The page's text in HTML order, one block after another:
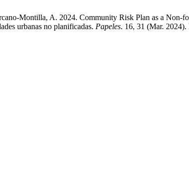
Montilla, A. 2024. Community Risk Plan as a Non-
urbanas no planificadas. Papeles. 16, 31 (Mar.